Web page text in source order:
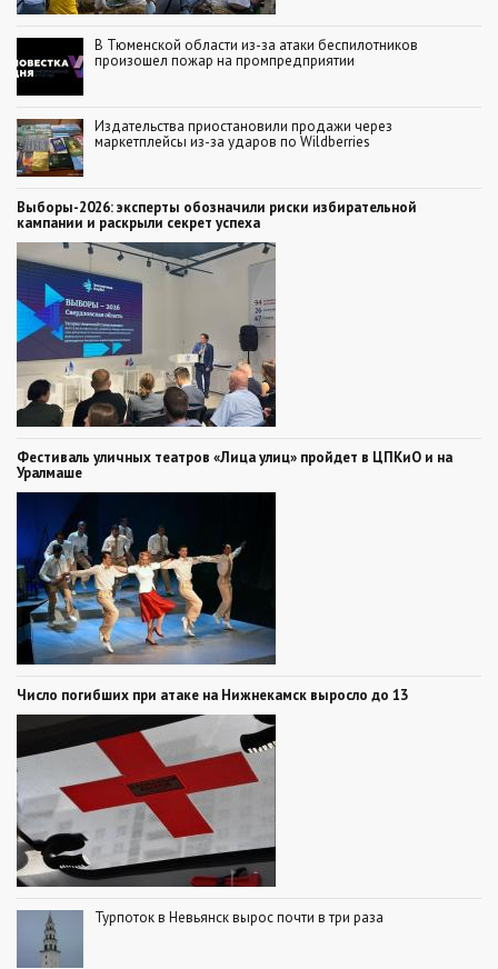
В Тюменской области из-за атаки беспилотников
произошел пожар на промпредприятии
Издательства приостановили продажи через
маркетплейсы из-за ударов по Wildberries
Выборы-2026: эксперты обозначили риски избирательной
кампании и раскрыли секрет успеха
Фестиваль уличных театров «Лица улиц» пройдет в ЦПКиО и на
Уралмаше
Число погибших при атаке на Нижнекамск выросло до 13
Турпоток в Невьянск вырос почти в три раза